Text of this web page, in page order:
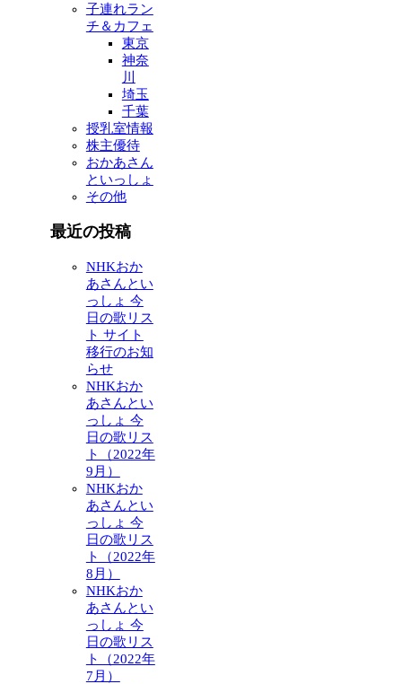
子連れラン
チ＆カフェ
東京
神奈
川
埼玉
千葉
授乳室情報
株主優待
おかあさん
といっしょ
その他
最近の投稿
NHKおか
あさんとい
っしょ 今
日の歌リス
ト サイト
移行のお知
らせ
NHKおか
あさんとい
っしょ 今
日の歌リス
ト（2022年
9月）
NHKおか
あさんとい
っしょ 今
日の歌リス
ト（2022年
8月）
NHKおか
あさんとい
っしょ 今
日の歌リス
ト（2022年
7月）